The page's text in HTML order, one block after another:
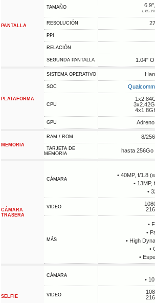
PANTALLA
TAMAÑO
RESOLUCIÓN
PPI
RELACIÓN
SEGUNDA PANTALLA 1.04"
PLATAFORMA
SISTEMA OPERATIVO
SOC
CPU
GPU
MEMORIA
RAM / ROM 8/
TARJETA DE
MEMORIA
hasta 256Go
CÁMARA
TRASERA
CÁMARA
• 40MP, f/1.8
• 13MP,
•
VIDEO
MÁS
•
•
• High
•
•
SELFIE
CÁMARA
•
VIDEO